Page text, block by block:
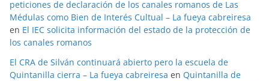
peticiones de declaración de los canales romanos de Las
Médulas como Bien de Interés Cultual – La fueya cabreiresa
en El IEC solicita información del estado de la protección de
los canales romanos
El CRA de Silván continuará abierto pero la escuela de
Quintanilla cierra – La fueya cabreiresa en Quintanilla de